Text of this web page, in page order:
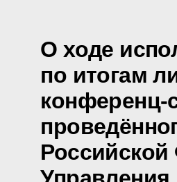
О ходе
по итогам
конференц-